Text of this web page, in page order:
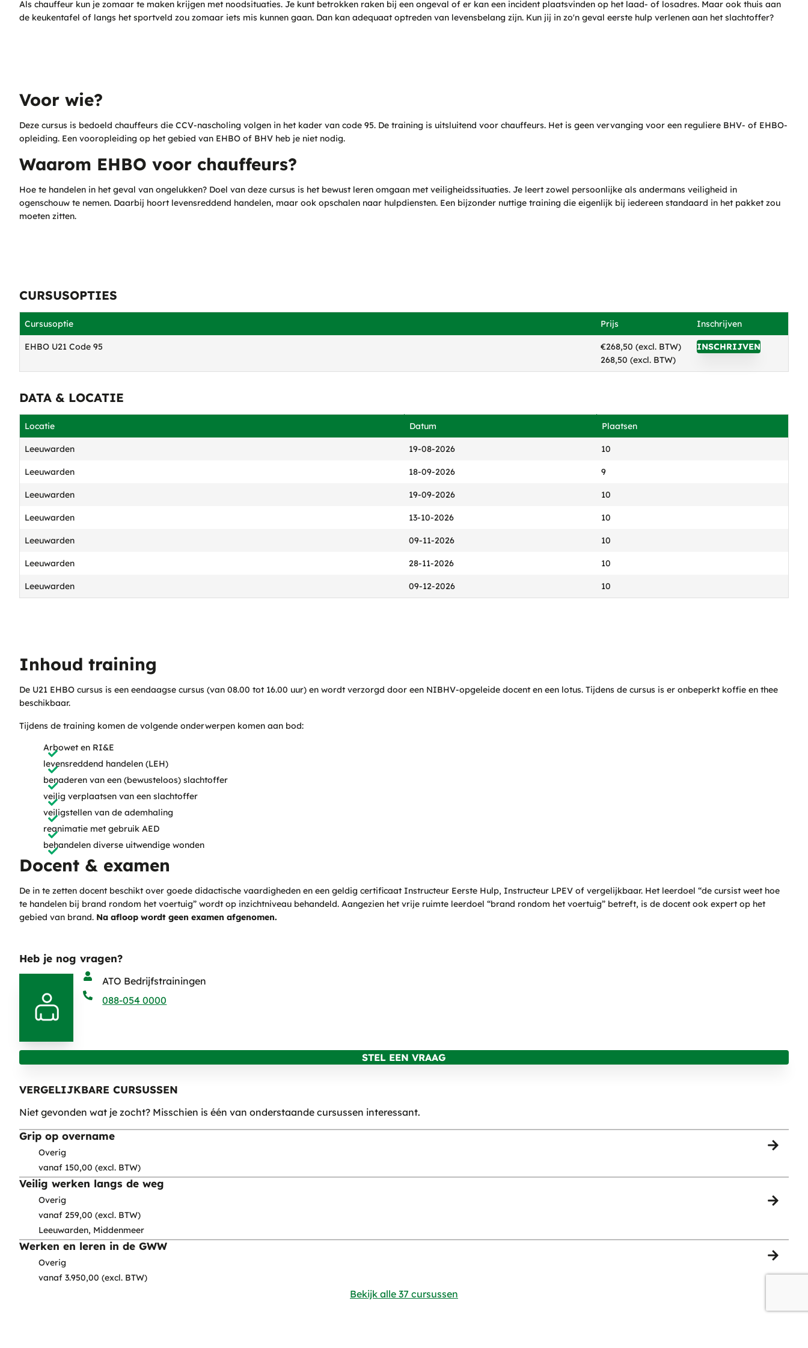
Als chauffeur kun je zomaar te maken krijgen met noodsituaties. Je kunt betrokken raken bij een ongeval of er kan een incident plaatsvinden op het laad- of losadres. Maar ook thuis aan
de keukentafel of langs het sportveld zou zomaar iets mis kunnen gaan. Dan kan adequaat optreden van levensbelang zijn. Kun jij in zo'n geval eerste hulp verlenen aan het slachtoffer?
Voor wie?
Deze cursus is bedoeld chauffeurs die CCV-nascholing volgen in het kader van code 95. De training is uitsluitend voor chauffeurs. Het is geen vervanging voor een reguliere BHV- of EHBO-
opleiding. Een vooropleiding op het gebied van EHBO of BHV heb je niet nodig.
Waarom EHBO voor chauffeurs?
Hoe te handelen in het geval van ongelukken? Doel van deze cursus is het bewust leren omgaan met veiligheidssituaties. Je leert zowel persoonlijke als andermans veiligheid in
ogenschouw te nemen. Daarbij hoort levensreddend handelen, maar ook opschalen naar hulpdiensten. Een bijzonder nuttige training die eigenlijk bij iedereen standaard in het pakket zou
moeten zitten.
CURSUSOPTIES
Cursusoptie Prijs Inschrijven
EHBO U21 Code 95
€268,50 (excl. BTW)
268,50 (excl. BTW)
INSCHRIJVEN
DATA & LOCATIE
Locatie Datum Plaatsen
Leeuwarden 19-08-2026 10
Leeuwarden 18-09-2026 9
Leeuwarden 19-09-2026 10
Leeuwarden 13-10-2026 10
Leeuwarden 09-11-2026 10
Leeuwarden 28-11-2026 10
Leeuwarden 09-12-2026 10
Inhoud training
De U21 EHBO cursus is een eendaagse cursus (van 08.00 tot 16.00 uur) en wordt verzorgd door een NIBHV-opgeleide docent en een lotus. Tijdens de cursus is er onbeperkt koffie en thee
beschikbaar.
Tijdens de training komen de volgende onderwerpen komen aan bod:
Arbowet en RI&E
levensreddend handelen (LEH)
benaderen van een (bewusteloos) slachtoffer
veilig verplaatsen van een slachtoffer
veiligstellen van de ademhaling
reanimatie met gebruik AED
behandelen diverse uitwendige wonden
Docent & examen
De in te zetten docent beschikt over goede didactische vaardigheden en een geldig certificaat Instructeur Eerste Hulp, Instructeur LPEV of vergelijkbaar. Het leerdoel “de cursist weet hoe
te handelen bij brand rondom het voertuig” wordt op inzichtniveau behandeld. Aangezien het vrije ruimte leerdoel “brand rondom het voertuig” betreft, is de docent ook expert op het
gebied van brand. Na afloop wordt geen examen afgenomen.
Heb je nog vragen?
ATO Bedrijfstrainingen
088-054 0000
STEL EEN VRAAG
VERGELIJKBARE CURSUSSEN
Niet gevonden wat je zocht? Misschien is één van onderstaande cursussen interessant.
Grip op overname
Overig
vanaf 150,00 (excl. BTW)
Veilig werken langs de weg
Overig
vanaf 259,00 (excl. BTW)
Leeuwarden, Middenmeer
Werken en leren in de GWW
Overig
vanaf 3.950,00 (excl. BTW)
Bekijk alle 37 cursussen